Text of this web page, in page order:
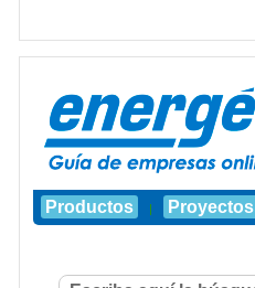
Productos | Proyectos